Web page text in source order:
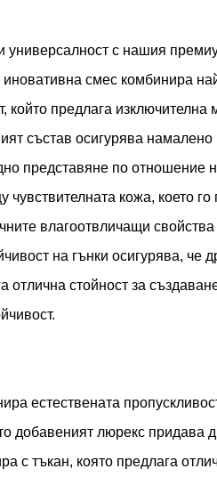
универсалност с нашия
смес комбинира
който предлага
състав осигурява намалено
представяне по отношение
кожа, което
влагоотвличащи
на гънки осигурява, че
отлична стойност за
естествената
добавеният люрекс придава
с тъкан, която предлага